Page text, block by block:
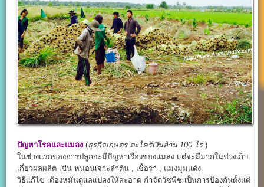
ปัญหาโรคและแมลง (ธุรกิจเกษตร ตะไคร้เงินล้าน 100 ไร่)
ในช่วงแรกของการปลูกจะมีปัญหาเรื่องของแมลง แต่จะมีมากในช่วงเก็บ
เกี่ยวผลผลิต เช่น หนอนเจาะลำต้น , เชื้อรา , แมงมุมแดง
วิธีแก้ไข :ต้องหมั่นดูแลแปลงให้สะอาด กำจัดวัชพืช เป็นการป้องกันตั้งแต่